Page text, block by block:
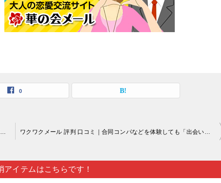
0
ワクワクメール 評判 口コミ｜防犯対策がしっかりしている出会い系サイト（ワクワクメールなど）初回登録の事務手続きもかなり多いです…。 ワクワクメール 評判 口コミ｜合同コンパなどを体験しても「出会いの契機がない」…。
イテムはこちらです！